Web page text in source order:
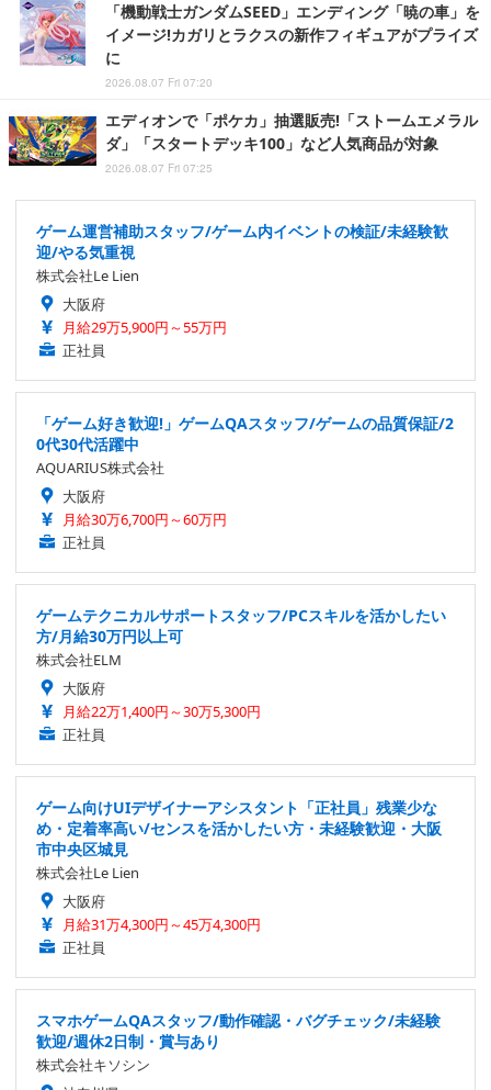
「機動戦士ガンダムSEED」エンディング「暁の車」を
イメージ!カガリとラクスの新作フィギュアがプライズ
に
2026.08.07 Fri 07:20
エディオンで「ポケカ」抽選販売!「ストームエメラル
ダ」「スタートデッキ100」など人気商品が対象
2026.08.07 Fri 07:25
ゲーム運営補助スタッフ/ゲーム内イベントの検証/未経験歓
迎/やる気重視
株式会社Le Lien
大阪府
月給29万5,900円～55万円
正社員
「ゲーム好き歓迎!」ゲームQAスタッフ/ゲームの品質保証/2
0代30代活躍中
AQUARIUS株式会社
大阪府
月給30万6,700円～60万円
正社員
ゲームテクニカルサポートスタッフ/PCスキルを活かしたい
方/月給30万円以上可
株式会社ELM
大阪府
月給22万1,400円～30万5,300円
正社員
ゲーム向けUIデザイナーアシスタント「正社員」残業少な
め・定着率高い/センスを活かしたい方・未経験歓迎・大阪
市中央区城見
株式会社Le Lien
大阪府
月給31万4,300円～45万4,300円
正社員
スマホゲームQAスタッフ/動作確認・バグチェック/未経験
歓迎/週休2日制・賞与あり
株式会社キソシン